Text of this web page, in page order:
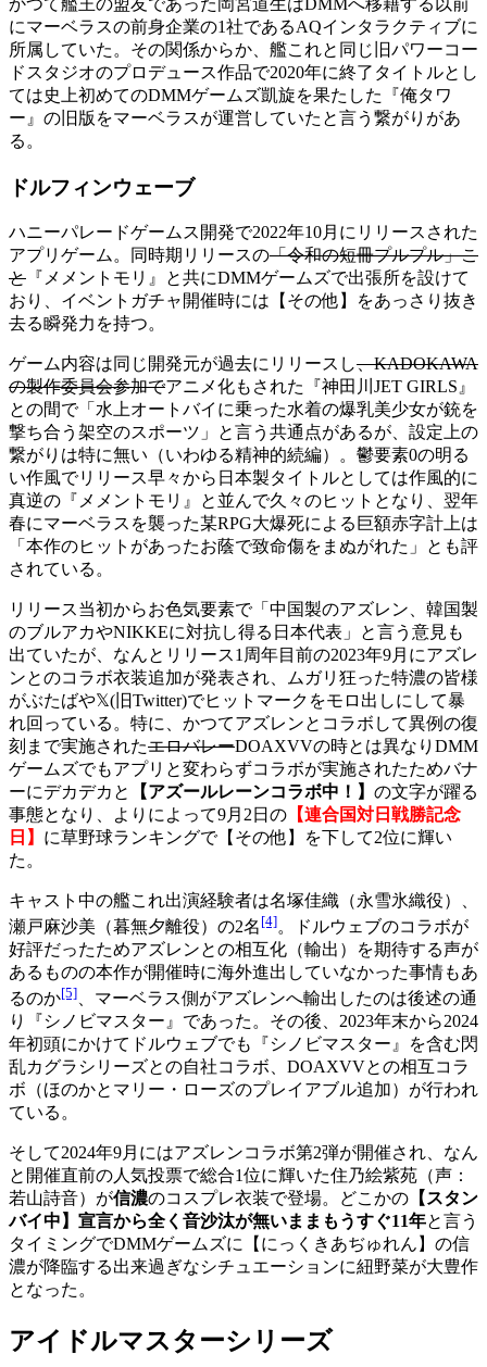
かつて艦王の盟友であった岡宮道生はDMMへ移籍する以前
にマーベラスの前身企業の1社であるAQインタラクティブに
所属していた。その関係からか、艦これと同じ旧パワーコー
ドスタジオのプロデュース作品で2020年に終了タイトルとし
ては史上初めてのDMMゲームズ凱旋を果たした『俺タワ
ー』の旧版をマーベラスが運営していたと言う繋がりがあ
る。
ドルフィンウェーブ
ハニーパレードゲームス開発で2022年10月にリリースされた
アプリゲーム。同時期リリースの「令和の短冊プルプル」こ
と 『メメントモリ』と共にDMMゲームズで出張所を設けて
おり、イベントガチャ開催時には【その他】をあっさり抜き
去る瞬発力を持つ。
ゲーム内容は同じ開発元が過去にリリースし、KADOKAWA
の製作委員会参加でアニメ化もされた『神田川JET GIRLS』
との間で「水上オートバイに乗った水着の爆乳美少女が銃を
撃ち合う架空のスポーツ」と言う共通点があるが、設定上の
繋がりは特に無い（いわゆる精神的続編）。鬱要素0の明る
い作風でリリース早々から日本製タイトルとしては作風的に
真逆の『メメントモリ』と並んで久々のヒットとなり、翌年
春にマーベラスを襲った某RPG大爆死による巨額赤字計上は
「本作のヒットがあったお蔭で致命傷をまぬがれた」とも評
されている。
リリース当初からお色気要素で「中国製のアズレン、韓国製
のブルアカやNIKKEに対抗し得る日本代表」と言う意見も
出ていたが、なんとリリース1周年目前の2023年9月にアズレ
ンとのコラボ衣装追加が発表され、ムガリ狂った特濃の皆様
がぶたばや𝕏(旧Twitter)でヒットマークをモロ出しにして暴
れ回っている。特に、かつてアズレンとコラボして異例の復
刻まで実施されたエロバレーDOAXVVの時とは異なりDMM
ゲームズでもアプリと変わらずコラボが実施されたためバナ
ーにデカデカと
【アズールレーンコラボ中！】 の文字が躍る
事態となり、よりによって9月2日の 【連合国対日戦勝記念
日】 に草野球ランキングで【その他】を下して2位に輝い
た。
キャスト中の艦これ出演経験者は名塚佳織（永雪氷織役）、
瀬戸麻沙美（暮無夕離役）の2名 [4]。ドルウェブのコラボが
好評だったためアズレンとの相互化（輸出）を期待する声が
あるものの本作が開催時に海外進出していなかった事情もあ
るのか[5]、マーベラス側がアズレンへ輸出したのは後述の通
り『シノビマスター』であった。その後、2023年末から2024
年初頭にかけてドルウェブでも『シノビマスター』を含む閃
乱カグラシリーズとの自社コラボ、DOAXVVとの相互コラ
ボ（ほのかとマリー・ローズのプレイアブル追加）が行われ
ている。
そして2024年9月にはアズレンコラボ第2弾が開催され、なん
と開催直前の人気投票で総合1位に輝いた住乃絵紫苑（声：
若山詩音）が信濃のコスプレ衣装で登場。どこかの 【スタン
バイ中】宣言から全く音沙汰が無いままもうすぐ11年と言う
タイミングでDMMゲームズに【にっくきあぢゅれん】の信
濃が降臨する出来過ぎなシチュエーションに紐野菜が大豊作
となった。
アイドルマスターシリーズ